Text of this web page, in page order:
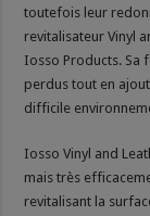
toutefois leur
revitalisateur Vinyl
Iosso Products. Sa
perdus tout en
difficile
Iosso Vinyl and
mais très
revi­talisant la